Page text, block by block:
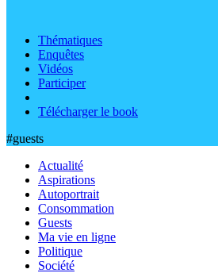
Thématiques
Enquêtes
Vidéos
Participer
Télécharger le book
#guests
Actualité
Aspirations
Autoportrait
Consommation
Guests
Ma vie en ligne
Politique
Société